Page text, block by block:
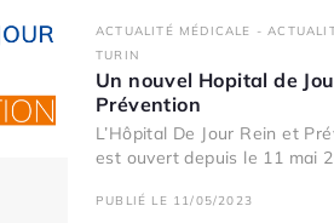
ACTUALITÉ MÉDICALE -
TURIN
Un nouvel Hopital de
Prévention
L’Hôpital De Jour Rein et
est ouvert depuis le 11 mai
PUBLIÉ LE 11/05/2023